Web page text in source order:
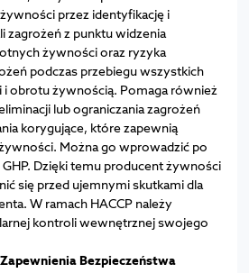
przez identyfikację i
zagrożeń z punktu widzenia
żywności oraz ryzyka
podczas przebiegu wszystkich
obrotu żywnością. Pomaga również
lub ograniczania zagrożeń
korygujące, które zapewnią
Można go wprowadzić po
Dzięki temu producent żywności
się przed ujemnymi skutkami dla
W ramach HACCP należy
kontroli wewnętrznej swojego
Bezpieczeństwa